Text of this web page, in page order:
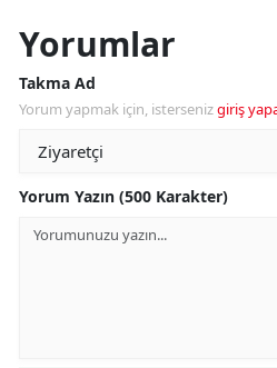
Yorumlar
Takma Ad
Yorum yapmak için, istersenizgiriş
Yorum Yazın (500 Karakter)